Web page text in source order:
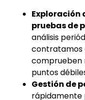
Exploración
pruebas de
análisis
contratamos
comprueben
puntos
Gestión de
rápidamente